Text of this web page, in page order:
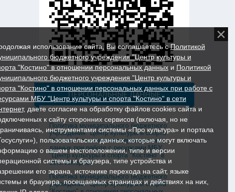
ПЕРСОНАЛЬНЫЕ ДАННЫЕ
Политика муниципального бюджетного
учреждения "Центр культуры и спорта
"Костино" в отношении персональных
данных при работе с ресурсами МБУ
"Центр культуры и спорта "Костино" в
сети Интернет
Политика муниципального бюджетного
учреждения "Центр культуры и спорта
использование сайта, Вы соглашаетесь сПолитикой
бюджетного учреждения "Центр культуры и
"Костино" в отношении персональных данныхи Политикой
бюджетного учреждения "Центр культуры и
"Костино" в отношении персональных данных при работе с
МБУ "Центр культуры и спорта "Костино" в сети
, даете согласие на обработку файлов cookies сайта и
к сайту сторонних сервисов (включая, но не
инструментами системы «Про культура» и портала
пользовательских данных, которые могут включать
о вашем местоположении, типе и версии
системы и браузера, типе устройства и
его экрана, источнике перехода на сайт, языке
и браузера, посещаемых страницах и действиях на них,